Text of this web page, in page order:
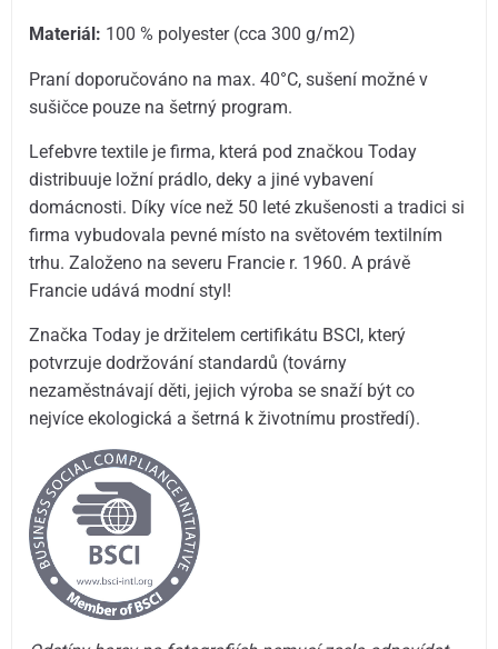
Materiál: 100 % polyester (cca 300 g/m2)
Praní doporučováno na max. 40°C, sušení možné v
sušičce pouze na šetrný program.
Lefebvre textile je firma, která pod značkou Today
distribuuje ložní prádlo, deky a jiné vybavení
domácnosti. Díky více než 50 leté zkušenosti a tradici si
firma vybudovala pevné místo na světovém textilním
trhu. Založeno na severu Francie r. 1960. A právě
Francie udává modní styl!
Značka Today je držitelem certifikátu BSCI, který
potvrzuje dodržování standardů (továrny
nezaměstnávají děti, jejich výroba se snaží být co
nejvíce ekologická a šetrná k životnímu prostředí).